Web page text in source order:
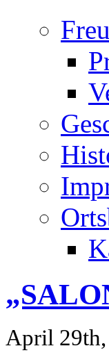
April